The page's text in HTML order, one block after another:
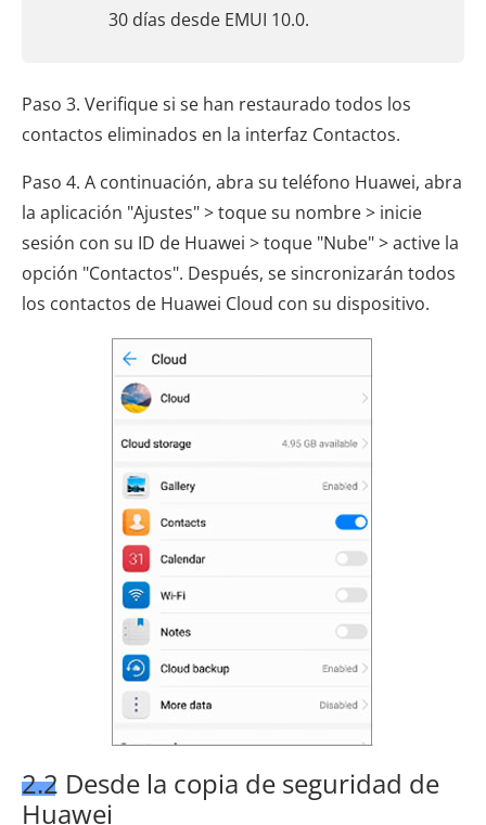
30 días desde EMUI 10.0.
Paso 3. Verifique si se han restaurado todos los
contactos eliminados en la interfaz Contactos.
Paso 4. A continuación, abra su teléfono Huawei, abra
la aplicación "Ajustes" > toque su nombre > inicie
sesión con su ID de Huawei > toque "Nube" > active la
opción "Contactos". Después, se sincronizarán todos
los contactos de Huawei Cloud con su dispositivo.
2.2 Desde la copia de seguridad de
Huawei